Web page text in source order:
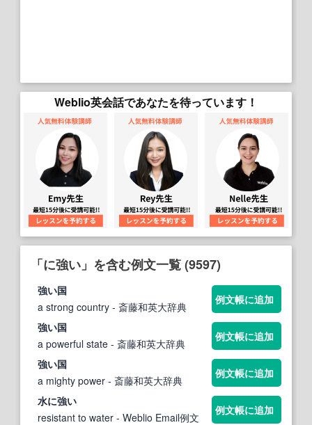
Weblio英会話であなたを待っています！
「に強い」を含む例文一覧 (9597)
強い国
a strong country - 斎藤和英大辞典
例文帳に追加
強い国
a powerful state - 斎藤和英大辞典
例文帳に追加
強い国
a mighty power - 斎藤和英大辞典
例文帳に追加
水に強い
resistant to water - Weblio Email例文
例文帳に追加